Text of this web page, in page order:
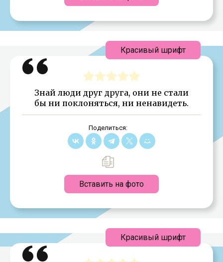
Знай люди друг друга, они не стали
бы ни поклоняться, ни ненавидеть.
Поделиться:
Вставить на фото
Красивый шрифт
Красивый шрифт